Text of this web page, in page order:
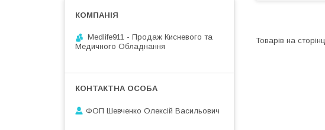
Medlife911 - Продаж Кисневого та
Медичного Обладнання
ФОП Шевченко Олексій Васильович